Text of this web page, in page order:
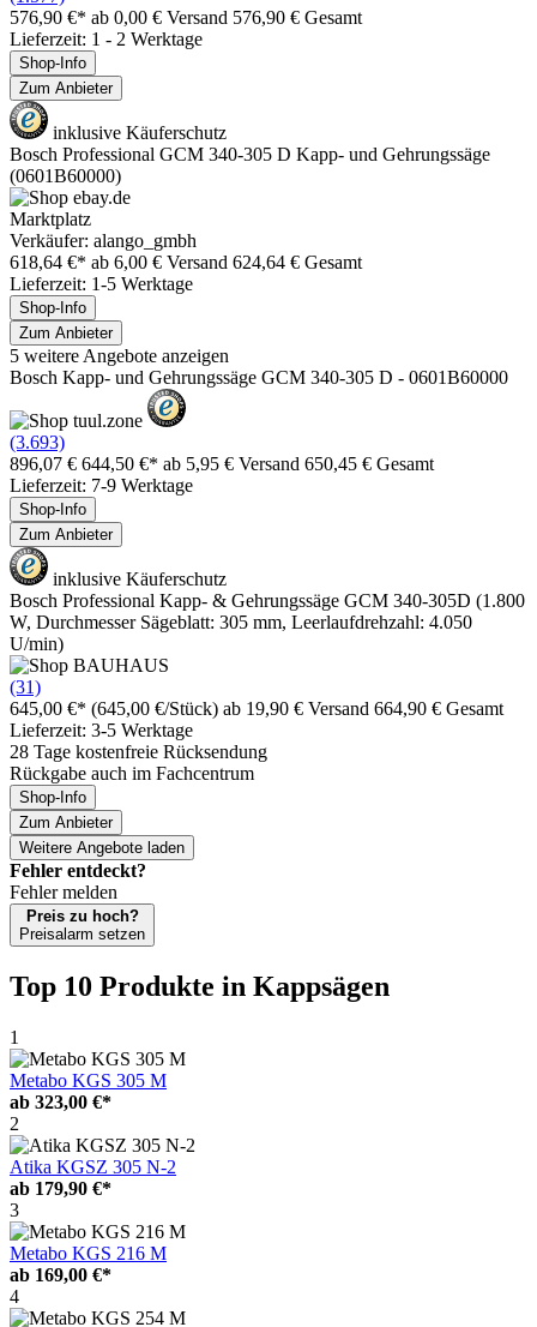
576,90 €* ab 0,00 € Versand 576,90 € Gesamt
Lieferzeit: 1 - 2 Werktage
Shop-Info
Zum Anbieter
inklusive Käuferschutz
Bosch Professional GCM 340-305 D Kapp- und Gehrungssäge
(0601B60000)
Marktplatz
Verkäufer: alango_gmbh
618,64 €* ab 6,00 € Versand 624,64 € Gesamt
Lieferzeit: 1-5 Werktage
Shop-Info
Zum Anbieter
5 weitere Angebote anzeigen
Bosch Kapp- und Gehrungssäge GCM 340-305 D - 0601B60000
(3.693)
896,07 € 644,50 €* ab 5,95 € Versand 650,45 € Gesamt
Lieferzeit: 7-9 Werktage
Shop-Info
Zum Anbieter
inklusive Käuferschutz
Bosch Professional Kapp- & Gehrungssäge GCM 340-305D (1.800
W, Durchmesser Sägeblatt: 305 mm, Leerlaufdrehzahl: 4.050
U/min)
(31)
645,00 €* (645,00 €/Stück) ab 19,90 € Versand 664,90 € Gesamt
Lieferzeit: 3-5 Werktage
28 Tage kostenfreie Rücksendung
Rückgabe auch im Fachcentrum
Shop-Info
Zum Anbieter
Weitere Angebote laden
Fehler entdeckt?
Fehler melden
Preis zu hoch?
Preisalarm setzen
Top 10 Produkte in Kappsägen
1
Metabo KGS 305 M
ab 323,00 €*
2
Atika KGSZ 305 N-2
ab 179,90 €*
3
Metabo KGS 216 M
ab 169,00 €*
4